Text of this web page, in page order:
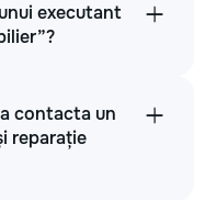
executant
contacta un
reparație